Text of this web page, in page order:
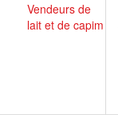
Vendeurs de
lait et de capim